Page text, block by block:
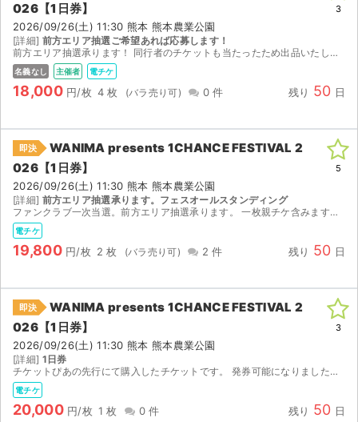
026【1日券】
2026/09/26(土) 11:30 熊本 熊本農業公園
[詳細] 前方エリア抽選ご希望あれば応募します！
前方エリア抽選承ります！ 同行者のチケットも当たったため出品いたします。 【お渡し方法】 電子チケットチケットブックにて分配いたします。 分配可能になり次第、取引連絡にてURLをお送りします。...
名義なし 主催者 電チケ
18,000 円/枚 4 枚 0 件 残り 50 日
3
即決
WANIMA presents 1CHANCE FESTIVAL 2
026【1日券】
2026/09/26(土) 11:30 熊本 熊本農業公園
[詳細] 前方エリア抽選承ります。フェスオールスタンディング
ファンクラブ一次当選。前方エリア抽選承ります。 一枚親チケ含みます。 本人確認対応不可。
電チケ
19,800 円/枚 2 枚 2 件 残り 50 日
5
即決
WANIMA presents 1CHANCE FESTIVAL 2
026【1日券】
2026/09/26(土) 11:30 熊本 熊本農業公園
[詳細] 1日券
チケットぴあの先行にて購入したチケットです。 発券可能になりましたらチケットのURLをお知らせします。
電チケ
20,000 円/枚 1 枚 0 件 残り 50 日
3